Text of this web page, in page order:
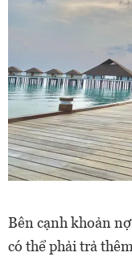
Bên cạnh khoản
có thể phải trả